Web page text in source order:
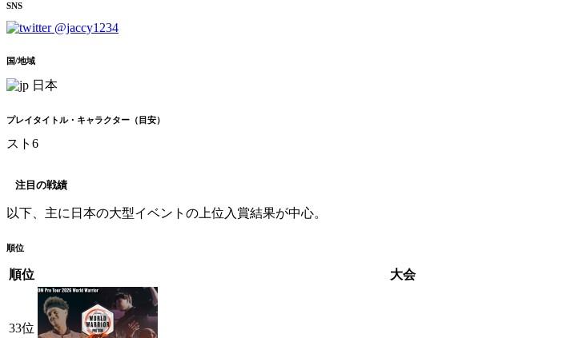
SNS
@jaccy1234
国/地域
日本
プレイタイトル・キャラクター（目安）
スト6
注目の戦績
以下、主に日本の大型イベントの上位入賞結果が中心。
順位
順位 大会
33位